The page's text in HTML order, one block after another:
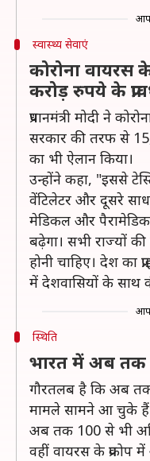
स्वास्थ्य सेवाएं
कोरोना वायरस
करोड़ रुपये के
प्रधानमंत्री मोदी ने
सरकार की तरफ से
का भी ऐलान किया।
उन्होंने कहा, "इससे
वेंटिलेटर और दूसरे
मेडिकल और
बढ़ेगा। सभी राज्यों की
होनी चाहिए। देश का
में देशवासियों के साथ
स्थिति
भारत में अब तक
गौरतलब है कि अब
मामले सामने आ चुके हैं।
अब तक 100 से भी
वहीं वायरस के